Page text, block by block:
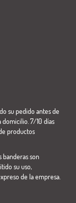
su pedido antes de
domicilio. 7/10 días
productos
banderas son
su uso,
de la empresa.